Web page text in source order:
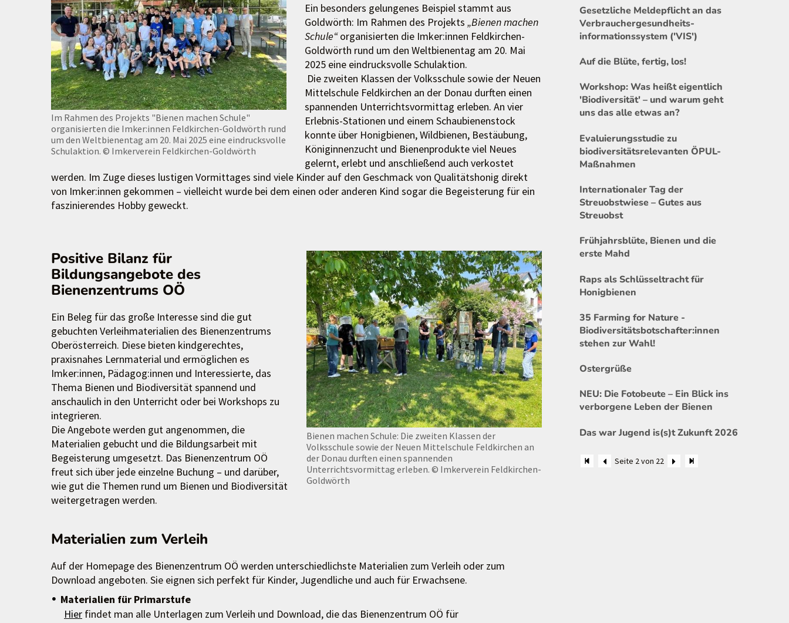
Im Rahmen des Projekts "Bienen machen Schule"
organisierten die Imker:innen Feldkirchen-Goldwörth rund
um den Weltbienentag am 20. Mai 2025 eine eindrucksvolle
Schulaktion. © Imkerverein Feldkirchen-Goldwörth
Ein besonders gelungenes Beispiel stammt aus
Goldwörth: Im Rahmen des Projekts „Bienen machen
Schule“organisierten die Imker:innen Feldkirchen-
Goldwörth rund um den Weltbienentag am 20. Mai
2025 eine eindrucksvolle Schulaktion.
Die zweiten Klassen der Volksschule sowie der Neuen
Mittelschule Feldkirchen an der Donau durften einen
spannenden Unterrichtsvormittag erleben. An vier
Erlebnis-Stationen und einem Schaubienenstock
konnte über Honigbienen, Wildbienen, Bestäubung,
Königinnenzucht und Bienenprodukte viel Neues
gelernt, erlebt und anschließend auch verkostet
werden. Im Zuge dieses lustigen Vormittages sind viele Kinder auf den Geschmack von Qualitätshonig direkt
von Imker:innen gekommen – vielleicht wurde bei dem einen oder anderen Kind sogar die Begeisterung für ein
faszinierendes Hobby geweckt.
Bienen machen Schule: Die zweiten Klassen der
Volksschule sowie der Neuen Mittelschule Feldkirchen an
der Donau durften einen spannenden
Unterrichtsvormittag erleben. © Imkerverein Feldkirchen-
Goldwörth
Positive Bilanz für
Bildungsangebote des
Bienenzentrums OÖ
Ein Beleg für das große Interesse sind die gut
gebuchten Verleihmaterialien des Bienenzentrums
Oberösterreich. Diese bieten kindgerechtes,
praxisnahes Lernmaterial und ermöglichen es
Imker:innen, Pädagog:innen und Interessierte, das
Thema Bienen und Biodiversität spannend und
anschaulich in den Unterricht oder bei Workshops zu
integrieren.
Die Angebote werden gut angenommen, die
Materialien gebucht und die Bildungsarbeit mit
Begeisterung umgesetzt. Das Bienenzentrum OÖ
freut sich über jede einzelne Buchung – und darüber,
wie gut die Themen rund um Bienen und Biodiversität
weitergetragen werden.
Materialien zum Verleih
Auf der Homepage des Bienenzentrum OÖ werden unterschiedlichste Materialien zum Verleih oder zum
Download angeboten. Sie eignen sich perfekt für Kinder, Jugendliche und auch für Erwachsene.
Materialien für Primarstufe
Hier findet man alle Unterlagen zum Verleih und Download, die das Bienenzentrum OÖ für
Gesetzliche Meldepflicht an das
Verbrauchergesundheits-
informationssystem ('VIS')
Auf die Blüte, fertig, los!
Workshop: Was heißt eigentlich
'Biodiversität' – und warum geht
uns das alle etwas an?
Evaluierungsstudie zu
biodiversitätsrelevanten ÖPUL-
Maßnahmen
Internationaler Tag der
Streuobstwiese – Gutes aus
Streuobst
Frühjahrsblüte, Bienen und die
erste Mahd
Raps als Schlüsseltracht für
Honigbienen
35 Farming for Nature -
Biodiversitätsbotschafter:innen
stehen zur Wahl!
Ostergrüße
NEU: Die Fotobeute – Ein Blick ins
verborgene Leben der Bienen
Das war Jugend is(s)t Zukunft 2026
Seite 2 von 22